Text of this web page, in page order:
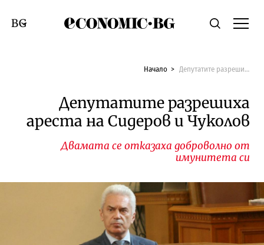
Economic.bgТърсене
Смяна на език
Начало Депутатите разрешиха ареста на Сидеров и Чуколов
Депутатите разрешиха
ареста на Сидеров и Чуколов
Двамата се отказаха доброволно от
имунитета си